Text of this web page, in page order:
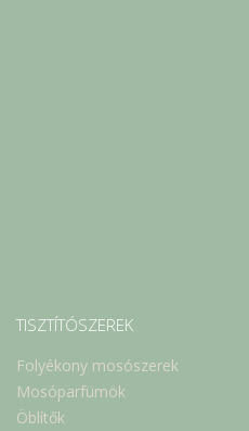
TISZTÍTÓSZEREK
Folyékony mosószerek
Mosóparfümök
Öblítők